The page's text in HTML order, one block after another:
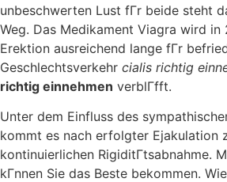
unbeschwerten Lust fГr beide steht
Weg. Das Medikament Viagra wird
Erektion ausreichend lange fГr
Geschlechtsverkehr cialis richtig
richtig einnehmen verblГfft.
Unter dem Einfluss des
kommt es nach erfolgter Ejakulation
kontinuierlichen RigiditГtsabnahme.
kГnnen Sie das Beste bekommen.